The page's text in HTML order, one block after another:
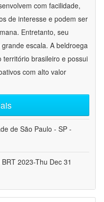
com facilidade,
de interesse e podem ser
Entretanto, seu
escala. A beldroega
brasileiro e possui
com alto valor
de São Paulo - SP -
2023-Thu Dec 31